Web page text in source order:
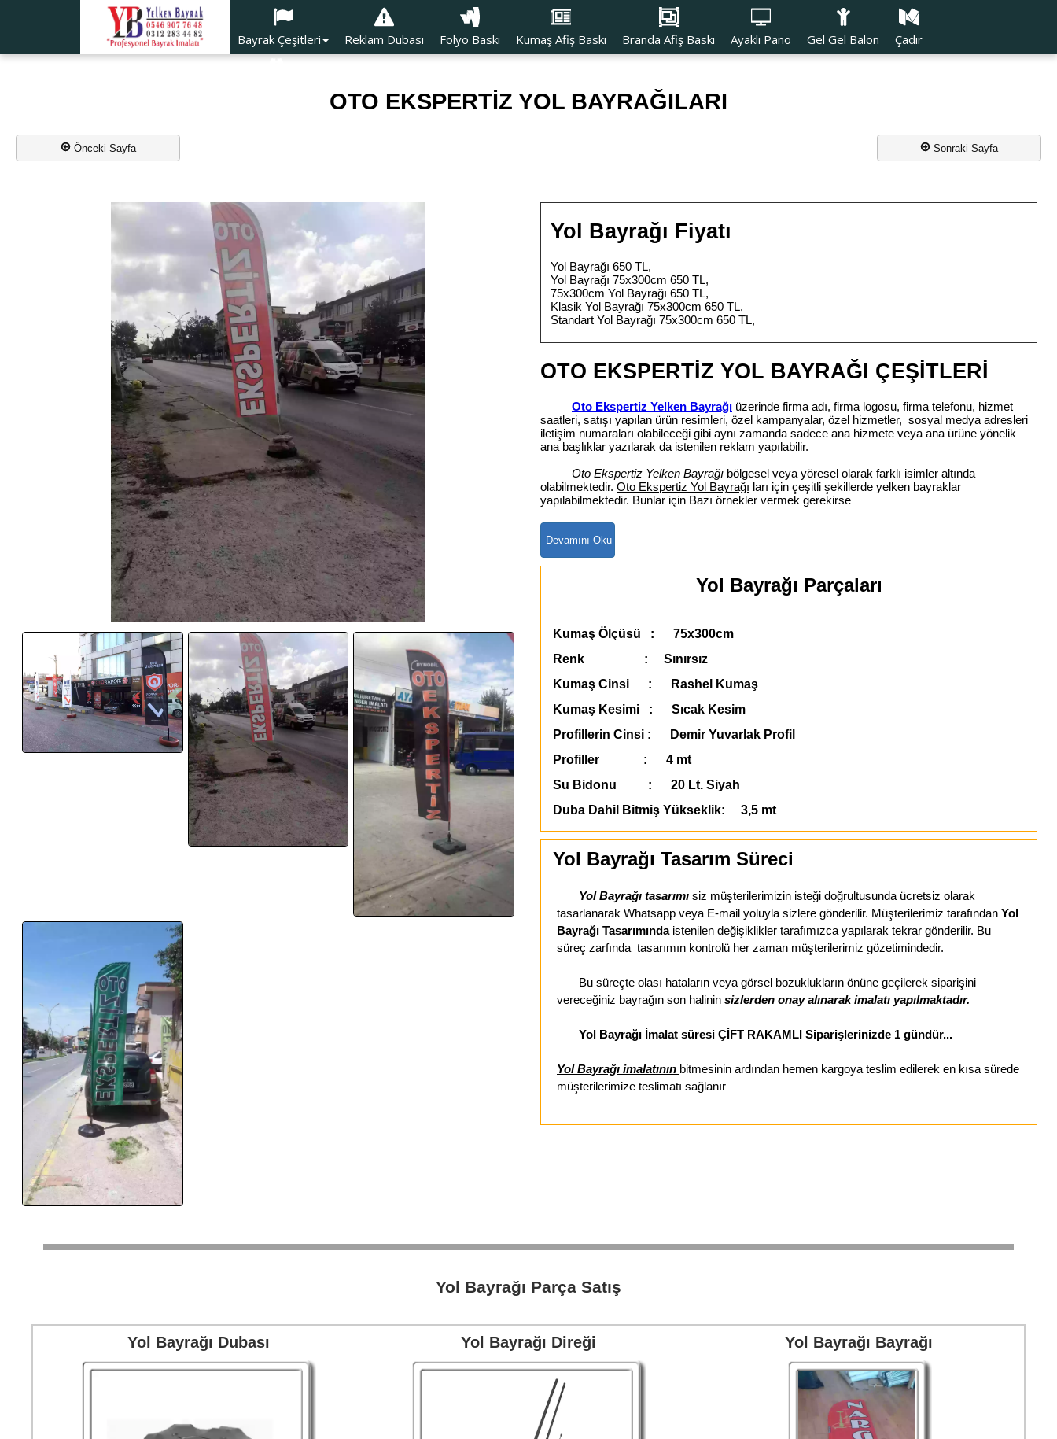
Bayrak Çeşitleri Reklam Dubası Folyo Baskı Kumaş Afiş Baskı Branda Afiş Baskı Ayaklı Pano Gel Gel Balon Çadır
OTO EKSPERTİZ YOL BAYRAĞILARI
Önceki Sayfa Sonraki Sayfa
Yol Bayrağı Fiyatı
Yol Bayrağı 650 TL,
Yol Bayrağı 75x300cm 650 TL,
75x300cm Yol Bayrağı 650 TL,
Klasik Yol Bayrağı 75x300cm 650 TL,
Standart Yol Bayrağı 75x300cm 650 TL,
OTO EKSPERTİZ YOL BAYRAĞI ÇEŞİTLERİ
Oto Ekspertiz Yelken Bayrağı üzerinde firma adı, firma logosu, firma telefonu, hizmet
saatleri, satışı yapılan ürün resimleri, özel kampanyalar, özel hizmetler, sosyal medya adresleri
iletişim numaraları olabileceği gibi aynı zamanda sadece ana hizmete veya ana ürüne yönelik
ana başlıklar yazılarak da istenilen reklam yapılabilir.
Oto Ekspertiz Yelken Bayrağı bölgesel veya yöresel olarak farklı isimler altında
olabilmektedir. Oto Ekspertiz Yol Bayrağı ları için çeşitli şekillerde yelken bayraklar
yapılabilmektedir. Bunlar için Bazı örnekler vermek gerekirse
Yol Bayrağı Parçaları
Kumaş Ölçüsü : 75x300cm
Renk : Sınırsız
Kumaş Cinsi : Rashel Kumaş
Kumaş Kesimi : Sıcak Kesim
Profillerin Cinsi : Demir Yuvarlak Profil
Profiller : 4 mt
Su Bidonu : 20 Lt. Siyah
Duba Dahil Bitmiş Yükseklik: 3,5 mt
Yol Bayrağı Tasarım Süreci
Yol Bayrağı tasarımı siz müşterilerimizin isteği doğrultusunda ücretsiz olarak
tasarlanarak Whatsapp veya E-mail yoluyla sizlere gönderilir. Müşterilerimiz tarafından Yol
Bayrağı Tasarımında istenilen değişiklikler tarafımızca yapılarak tekrar gönderilir. Bu
süreç zarfında tasarımın kontrolü her zaman müşterilerimiz gözetimindedir.
Bu süreçte olası hataların veya görsel bozuklukların önüne geçilerek siparişini
vereceğiniz bayrağın son halinin sizlerden onay alınarak imalatı yapılmaktadır.
Yol Bayrağı İmalat süresi ÇİFT RAKAMLI Siparişlerinizde 1 gündür...
Yol Bayrağı imalatının bitmesinin ardından hemen kargoya teslim edilerek en kısa sürede
müşterilerimize teslimatı sağlanır
Yol Bayrağı Parça Satış
Yol Bayrağı Dubası Yol Bayrağı Direği Yol Bayrağı Bayrağı